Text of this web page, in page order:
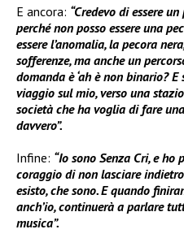
E ancora: “Credevo di essere
perché non posso essere una
essere l’anomalia, la pecora
sofferenze, ma anche un
domanda è ‘ah è non binario? E
viaggio sul mio, verso una
società che ha voglia di fare
davvero”.
Infine: “Io sono Senza Cri, e ho
coraggio di non lasciare
esisto, che sono. E quando
anch’io, continuerà a parlare
musica”.